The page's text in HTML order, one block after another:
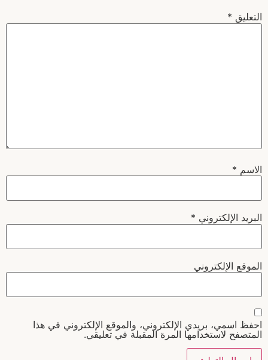
التعليق *
الاسم *
البريد الإلكتروني *
الموقع الإلكتروني
احفظ اسمي، بريدي الإلكتروني، والموقع الإلكتروني في هذا
المتصفح لاستخدامها المرة المقبلة في تعليقي.